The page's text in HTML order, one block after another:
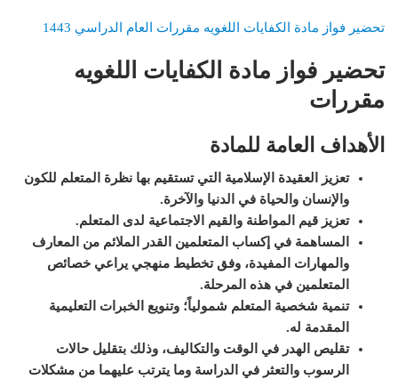
تحضير فواز مادة الكفايات اللغويه مقررات العام الدراسي 1443
تحضير فواز مادة الكفايات اللغويه
مقررات
الأهداف العامة للمادة
تعزيز العقيدة الإسلامية التي تستقيم بها نظرة المتعلم للكون
والإنسان والحياة في الدنيا والآخرة.
تعزيز قيم المواطنة والقيم الاجتماعية لدى المتعلم.
المساهمة في إكساب المتعلمين القدر الملائم من المعارف
والمهارات المفيدة، وفق تخطيط منهجي يراعي خصائص
المتعلمين في هذه المرحلة.
تنمية شخصية المتعلم شمولياً؛ وتنويع الخبرات التعليمية
المقدمة له.
تقليص الهدر في الوقت والتكاليف، وذلك بتقليل حالات
الرسوب والتعثر في الدراسة وما يترتب عليهما من مشكلات